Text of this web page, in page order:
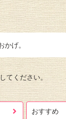
げ。
てください。
おすすめ